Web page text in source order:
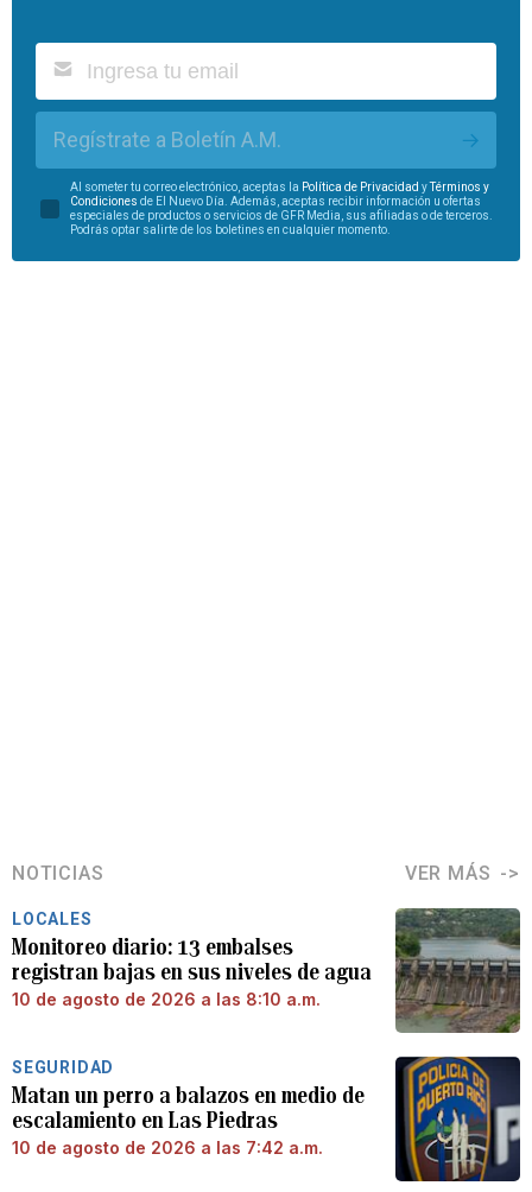
Regístrate a Boletín A.M.
Al someter tu correo electrónico, aceptas la Política de Privacidad yTérminos y
Condiciones de El Nuevo Día. Además, aceptas recibir información u ofertas
especiales de productos o servicios de GFR Media, sus afiliadas o de terceros.
Podrás optar salirte de los boletines en cualquier momento.
NOTICIAS VER MÁS
LOCALES
Monitoreo diario: 13 embalses
registran bajas en sus niveles de agua
10 de agosto de 2026 a las 8:10 a.m.
SEGURIDAD
Matan un perro a balazos en medio de
escalamiento en Las Piedras
10 de agosto de 2026 a las 7:42 a.m.